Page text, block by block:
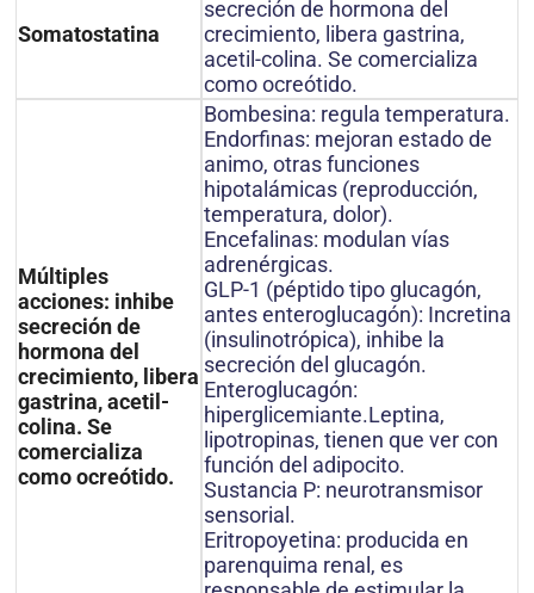
Somatostatina
secreción de hormona del
crecimiento, libera gastrina,
acetil-colina. Se comercializa
como ocreótido.
Múltiples
acciones: inhibe
secreción de
hormona del
crecimiento, libera
gastrina, acetil-
colina. Se
comercializa
como ocreótido.
Bombesina: regula temperatura.
Endorfinas: mejoran estado de
animo, otras funciones
hipotalámicas (reproducción,
temperatura, dolor).
Encefalinas: modulan vías
adrenérgicas.
GLP-1 (péptido tipo glucagón,
antes enteroglucagón): Incretina
(insulinotrópica), inhibe la
secreción del glucagón.
Enteroglucagón:
hiperglicemiante.Leptina,
lipotropinas, tienen que ver con
función del adipocito.
Sustancia P: neurotransmisor
sensorial.
Eritropoyetina: producida en
parenquima renal, es